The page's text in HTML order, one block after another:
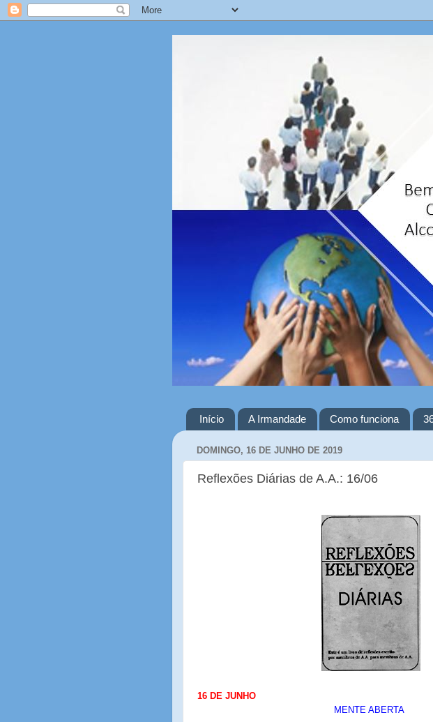
Início A Irmandade Como funciona
DOMINGO, 16 DE JUNHO DE 2019
Reflexões Diárias de A.A.: 16/06
16 DE JUNHO
MENTE ABERTA